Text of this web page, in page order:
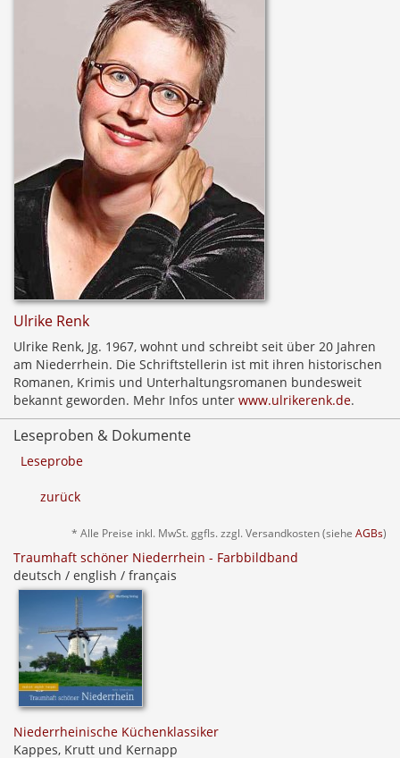
Ulrike Renk
Ulrike Renk, Jg. 1967, wohnt und schreibt seit über 20 Jahren
am Niederrhein. Die Schriftstellerin ist mit ihren historischen
Romanen, Krimis und Unterhaltungsromanen bundesweit
bekannt geworden. Mehr Infos unter www.ulrikerenk.de.
Leseproben & Dokumente
Leseprobe
zurück
* Alle Preise inkl. MwSt. ggfls. zzgl. Versandkosten (siehe AGBs)
Traumhaft schöner Niederrhein - Farbbildband
deutsch / english / français
Niederrheinische Küchenklassiker
Kappes, Krutt und Kernapp